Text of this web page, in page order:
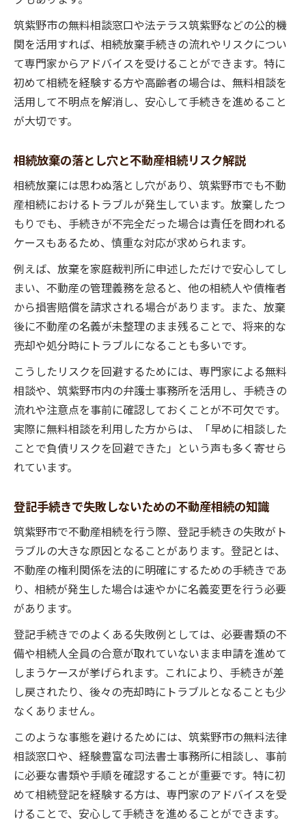
筑紫野市の無料相談窓口や法テラス筑紫野などの公的機
関を活用すれば、相続放棄手続きの流れやリスクについ
て専門家からアドバイスを受けることができます。特に
初めて相続を経験する方や高齢者の場合は、無料相談を
活用して不明点を解消し、安心して手続きを進めること
が大切です。
相続放棄の落とし穴と不動産相続リスク解説
相続放棄には思わぬ落とし穴があり、筑紫野市でも不動
産相続におけるトラブルが発生しています。放棄したつ
もりでも、手続きが不完全だった場合は責任を問われる
ケースもあるため、慎重な対応が求められます。
例えば、放棄を家庭裁判所に申述しただけで安心してし
まい、不動産の管理義務を怠ると、他の相続人や債権者
から損害賠償を請求される場合があります。また、放棄
後に不動産の名義が未整理のまま残ることで、将来的な
売却や処分時にトラブルになることも多いです。
こうしたリスクを回避するためには、専門家による無料
相談や、筑紫野市内の弁護士事務所を活用し、手続きの
流れや注意点を事前に確認しておくことが不可欠です。
実際に無料相談を利用した方からは、「早めに相談した
ことで負債リスクを回避できた」という声も多く寄せら
れています。
登記手続きで失敗しないための不動産相続の知識
筑紫野市で不動産相続を行う際、登記手続きの失敗がト
ラブルの大きな原因となることがあります。登記とは、
不動産の権利関係を法的に明確にするための手続きであ
り、相続が発生した場合は速やかに名義変更を行う必要
があります。
登記手続きでのよくある失敗例としては、必要書類の不
備や相続人全員の合意が取れていないまま申請を進めて
しまうケースが挙げられます。これにより、手続きが差
し戻されたり、後々の売却時にトラブルとなることも少
なくありません。
このような事態を避けるためには、筑紫野市の無料法律
相談窓口や、経験豊富な司法書士事務所に相談し、事前
に必要な書類や手順を確認することが重要です。特に初
めて相続登記を経験する方は、専門家のアドバイスを受
けることで、安心して手続きを進めることができます。